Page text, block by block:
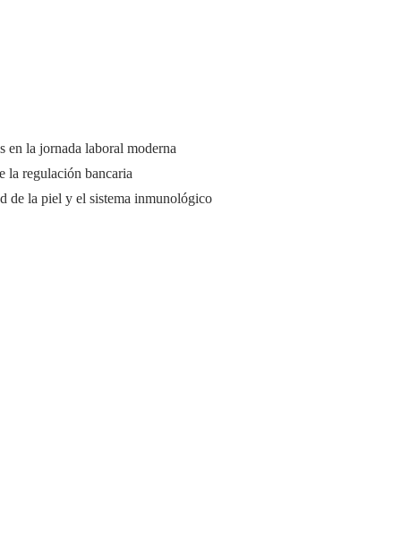
la jornada laboral moderna
la regulación bancaria
de la piel y el sistema inmunológico